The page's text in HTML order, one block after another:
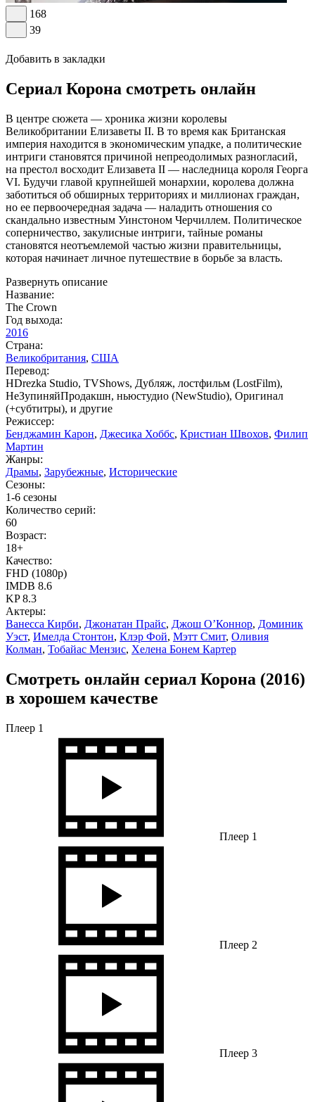
168
39
Добавить в закладки
Сериал Корона смотреть онлайн
В центре сюжета — хроника жизни королевы
Великобритании Елизаветы II. В то время как Британская
империя находится в экономическим упадке, а политические
интриги становятся причиной непреодолимых разногласий,
на престол восходит Елизавета II — наследница короля Георга
VI. Будучи главой крупнейшей монархии, королева должна
заботиться об обширных территориях и миллионах граждан,
но ее первоочередная задача — наладить отношения со
скандально известным Уинстоном Черчиллем. Политическое
соперничество, закулисные интриги, тайные романы
становятся неотъемлемой частью жизни правительницы,
которая начинает личное путешествие в борьбе за власть.
Развернуть описание
Название:
The Crown
Год выхода:
2016
Страна:
Великобритания, США
Перевод:
HDrezka Studio, TVShows, Дубляж, лостфильм (LostFilm),
НеЗупиняйПродакшн, ньюстудио (NewStudio), Оригинал
(+субтитры), и другие
Режиссер:
Бенджамин Карон, Джесика Хоббс, Кристиан Швохов, Филип
Мартин
Жанры:
Драмы, Зарубежные, Исторические
Сезоны:
1-6 сезоны
Количество серий:
60
Возраст:
18+
Качество:
FHD (1080p)
IMDB 8.6
KP8.3
Актеры:
Ванесса Кирби, Джонатан Прайс, Джош О’Коннор, Доминик
Уэст, Имелда Стонтон, Клэр Фой, Мэтт Смит, Оливия
Колман, Тобайас Мензис, Хелена Бонем Картер
Смотреть онлайн сериал Корона (2016)
в хорошем качестве
Плеер 1
Плеер 1
Плеер 2
Плеер 3